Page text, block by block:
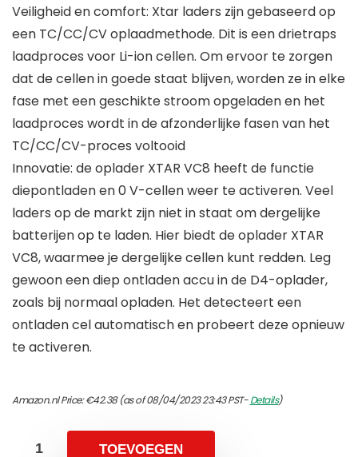
Veiligheid en comfort: Xtar laders zijn gebaseerd op
een TC/CC/CV oplaadmethode. Dit is een drietraps
laadproces voor Li-ion cellen. Om ervoor te zorgen
dat de cellen in goede staat blijven, worden ze in elke
fase met een geschikte stroom opgeladen en het
laadproces wordt in de afzonderlijke fasen van het
TC/CC/CV-proces voltooid
Innovatie: de oplader XTAR VC8 heeft de functie
diepontladen en 0 V-cellen weer te activeren. Veel
laders op de markt zijn niet in staat om dergelijke
batterijen op te laden. Hier biedt de oplader XTAR
VC8, waarmee je dergelijke cellen kunt redden. Leg
gewoon een diep ontladen accu in de D4-oplader,
zoals bij normaal opladen. Het detecteert een
ontladen cel automatisch en probeert deze opnieuw
te activeren.
Amazon.nl Price:€42.38(as of 08/04/2023 23:43 PST-Details)
TOEVOEGEN